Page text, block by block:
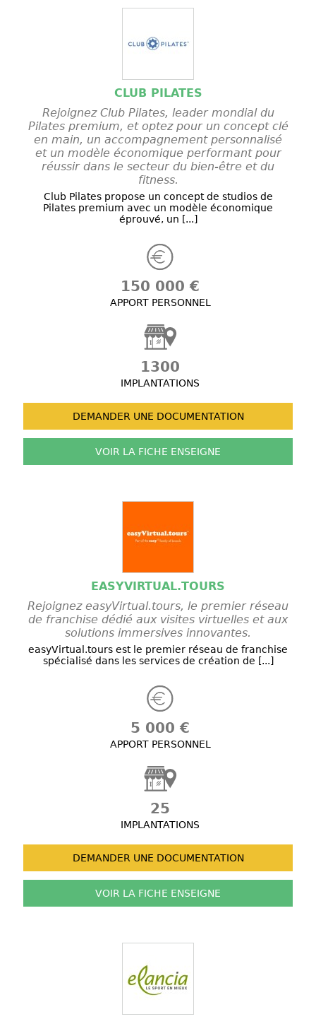
CLUB PILATES
Rejoignez Club Pilates, leader mondial du
Pilates premium, et optez pour un concept clé
en main, un accompagnement personnalisé
et un modèle économique performant pour
réussir dans le secteur du bien-être et du
fitness.
Club Pilates propose un concept de studios de
Pilates premium avec un modèle économique
éprouvé, un [...]
150 000 €
APPORT PERSONNEL
1300
IMPLANTATIONS
DEMANDER UNE DOCUMENTATION
VOIR LA FICHE ENSEIGNE
EASYVIRTUAL.TOURS
Rejoignez easyVirtual.tours, le premier réseau
de franchise dédié aux visites virtuelles et aux
solutions immersives innovantes.
easyVirtual.tours est le premier réseau de franchise
spécialisé dans les services de création de [...]
5 000 €
APPORT PERSONNEL
25
IMPLANTATIONS
DEMANDER UNE DOCUMENTATION
VOIR LA FICHE ENSEIGNE